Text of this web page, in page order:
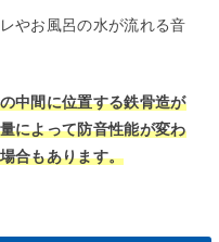
やお風呂の水が流れる音
中間に位置する鉄骨造が
によって防音性能が変わ
合もあります。